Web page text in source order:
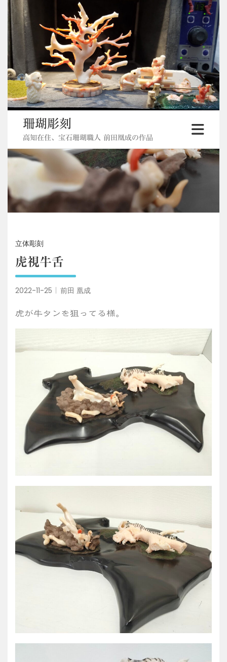
Skip
to
content
珊瑚彫刻
高知在住、宝石珊瑚職人 前田凰成の作品
立体彫刻
虎視牛舌
2022-11-25 前田 凰成
虎が牛タンを狙ってる様。